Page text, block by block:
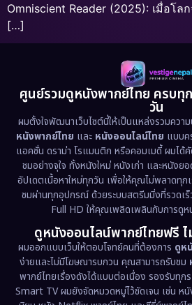
Omniscient Reader (2025): เมื่อโล
[…]
ศูนย์รวมดูหนังพากย์ไทย ครบทุ
วัน
ผมตั้งใจพัฒนาเว็บไซต์นี้ให้เป็นแหล่งรวมควา
หนังพากย์ไทย และ หนังออนไลน์ไทย แบบค
แอคชั่น ดราม่า โรแมนติก หรือคอมเมดี้ ผมได้
ชมอย่างจุใจ ทั้งหนังใหม่ หนังเก่า และหนัง
อัปเดตเนื้อหาใหม่ทุกวัน เพื่อให้คุณไม่พลาดทุ
ชมผ่านทุกอุปกรณ์ ด้วยระบบสตรีมมิ่งที่รวดเ
Full HD ให้คุณเพลิดเพลินกับการดูห
ดูหนังออนไลน์พากย์ไทยฟรี
ผมออกแบบเว็บให้ตอบโจทย์คนที่ต้องการ ดูห
ง่ายและไม่มีโฆษณารบกวน คุณสามารถรับชม
พากย์ไทยเรื่องดังได้แบบต่อเนื่อง รองรับทุก
Smart TV ผมยังจัดหมวดหมู่ไว้ชัดเจน เช่น ห